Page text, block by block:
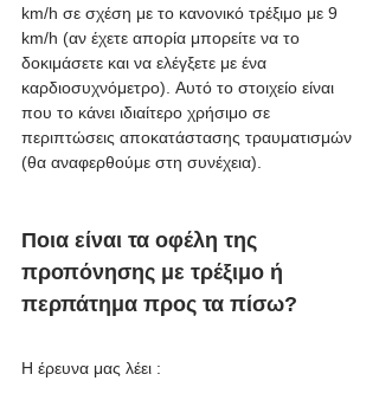
km/h σε σχέση με το κανονικό τρέξιμο με 9
km/h (αν έχετε απορία μπορείτε να το
δοκιμάσετε και να ελέγξετε με ένα
καρδιοσυχνόμετρο). Αυτό το στοιχείο είναι
που το κάνει ιδιαίτερο χρήσιμο σε
περιπτώσεις αποκατάστασης τραυματισμών
(θα αναφερθούμε στη συνέχεια).
Ποια είναι τα οφέλη της
προπόνησης με τρέξιμο ή
περπάτημα προς τα πίσω?
Η έρευνα μας λέει :